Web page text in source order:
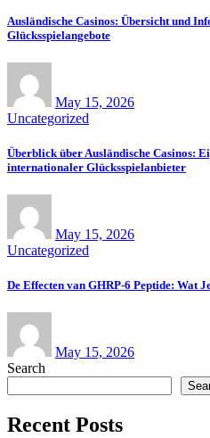
Ausländische Casinos: Übersicht und
Glücksspielangebote
May 15, 2026
Uncategorized
Überblick über Ausländische Casinos:
internationaler Glücksspielanbieter
May 15, 2026
Uncategorized
De Effecten van GHRP-6 Peptide: Wat
May 15, 2026
Search
Recent Posts